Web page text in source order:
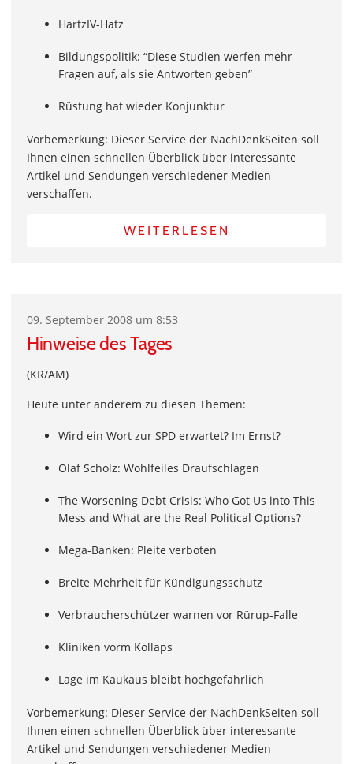
HartzIV-Hatz
Bildungspolitik: “Diese Studien werfen mehr
Fragen auf, als sie Antworten geben”
Rüstung hat wieder Konjunktur
Vorbemerkung: Dieser Service der NachDenkSeiten soll
Ihnen einen schnellen Überblick über interessante
Artikel und Sendungen verschiedener Medien
verschaffen.
WEITERLESEN
09. September 2008 um 8:53
Hinweise des Tages
(KR/AM)
Heute unter anderem zu diesen Themen:
Wird ein Wort zur SPD erwartet? Im Ernst?
Olaf Scholz: Wohlfeiles Draufschlagen
The Worsening Debt Crisis: Who Got Us into This
Mess and What are the Real Political Options?
Mega-Banken: Pleite verboten
Breite Mehrheit für Kündigungsschutz
Verbraucherschützer warnen vor Rürup-Falle
Kliniken vorm Kollaps
Lage im Kaukaus bleibt hochgefährlich
Vorbemerkung: Dieser Service der NachDenkSeiten soll
Ihnen einen schnellen Überblick über interessante
Artikel und Sendungen verschiedener Medien